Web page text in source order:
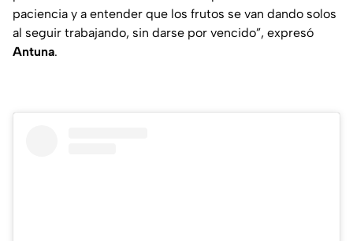
paciencia y a entender que los frutos se van dando solos
al seguir trabajando, sin darse por vencido”, expresó
Antuna.